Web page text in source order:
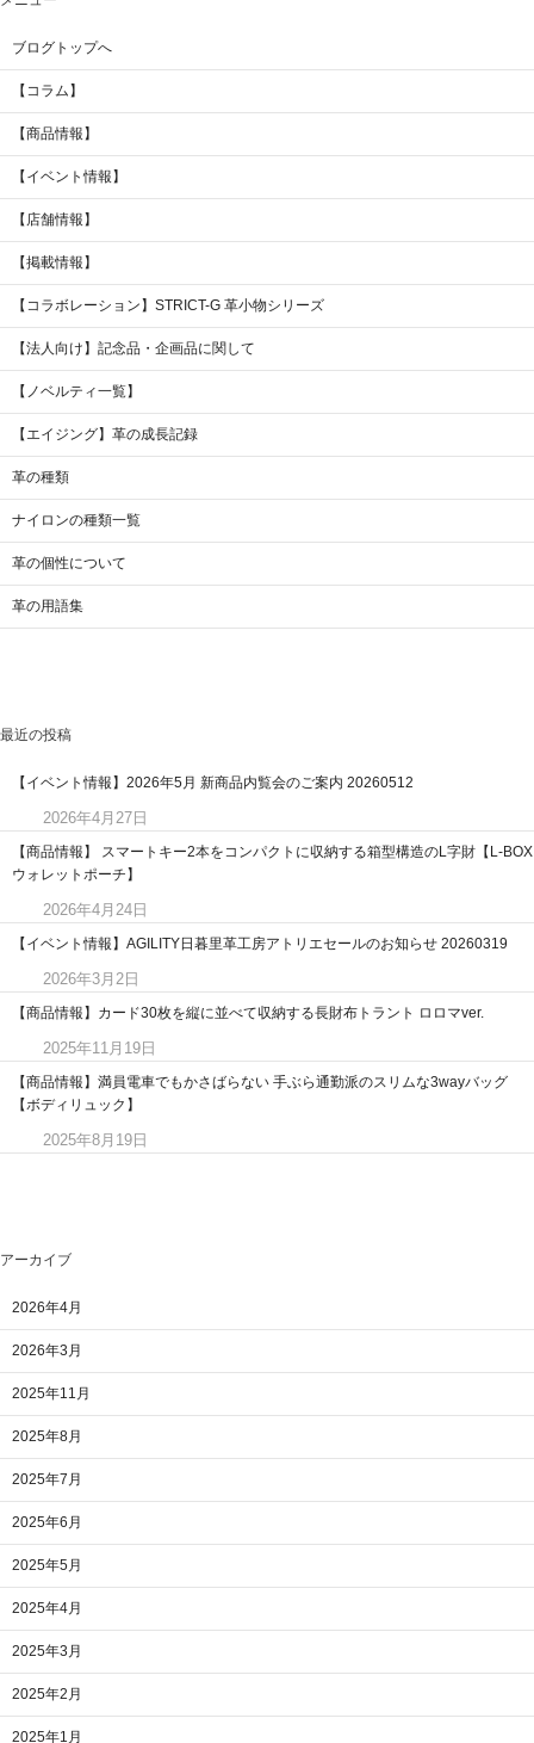
ブログトップへ
【コラム】
【商品情報】
【イベント情報】
【店舗情報】
【掲載情報】
【コラボレーション】STRICT-G 革小物シリーズ
【法人向け】記念品・企画品に関して
【ノベルティ一覧】
【エイジング】革の成長記録
革の種類
ナイロンの種類一覧
革の個性について
革の用語集
最近の投稿
【イベント情報】2026年5月 新商品内覧会のご案内 20260512
2026年4月27日
【商品情報】 スマートキー2本をコンパクトに収納する箱型構造のL字財【L-BOX
ウォレットポーチ】
2026年4月24日
【イベント情報】AGILITY日暮里革工房アトリエセールのお知らせ 20260319
2026年3月2日
【商品情報】カード30枚を縦に並べて収納する長財布トラント ロロマver.
2025年11月19日
【商品情報】満員電車でもかさばらない 手ぶら通勤派のスリムな3wayバッグ
【ボディリュック】
2025年8月19日
アーカイブ
2026年4月
2026年3月
2025年11月
2025年8月
2025年7月
2025年6月
2025年5月
2025年4月
2025年3月
2025年2月
2025年1月